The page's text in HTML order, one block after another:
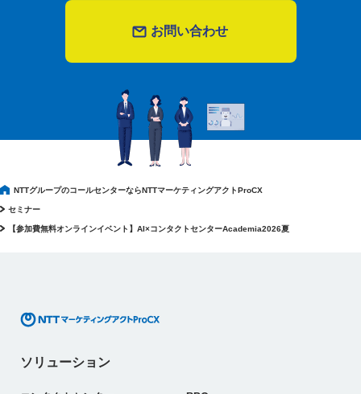
お問い合わせ
NTTグループのコールセンターならNTTマーケティングアクトProCX
セミナー
【参加費無料オンラインイベント】AI×コンタクトセンターAcademia2026夏
ソリューション